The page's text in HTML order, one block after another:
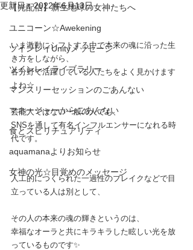
【光配信】新生地球の女神たちへ
ユニコーン☆Awekening
ツインレイUnityメッセージ
ツインレイライブラリー
マンスリーセッションのごあんない
マネージャーからごあんない
食とスピリチュアリティ
aquamanaよりお知らせ
女神の光☆目覚めのメッセージ
更新日：2022年6月13日
いま激動にシフトする中で本来の魂に沿った生
き方をしながら、
各分野で活躍している人たちをよく見かけます
よね☆
芸能人ではない一般の人でも、
SNSを通して有名インフルエンサーになれる時
代です。
人工的につくられた一過性のブレイクなどで目
立っている人は別として、
その人の本来の魂の輝きというのは、
幸福なオーラと共にキラキラした眩しい光を放
っているものです✨